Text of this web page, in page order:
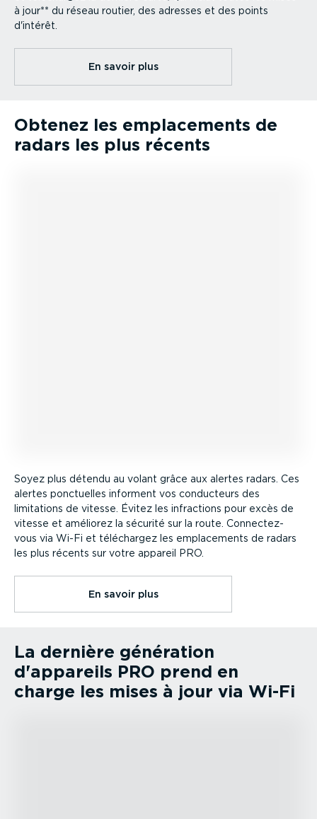
à jour** du réseau routier, des adresses et des points
d'intérêt.
En savoir plus
Obtenez les empla­ce­ments de
radars les plus récents
Soyez plus détendu au volant grâce aux alertes radars. Ces
alertes ponctuelles informent vos conducteurs des
limitations de vitesse. Évitez les infractions pour excès de
vitesse et améliorez la sécurité sur la route. Connec­tez-
vous via Wi-Fi et téléchargez les empla­ce­ments de radars
les plus récents sur votre appareil PRO.
En savoir plus
La dernière génération
d'appareils PRO prend en
charge les mises à jour via Wi-Fi